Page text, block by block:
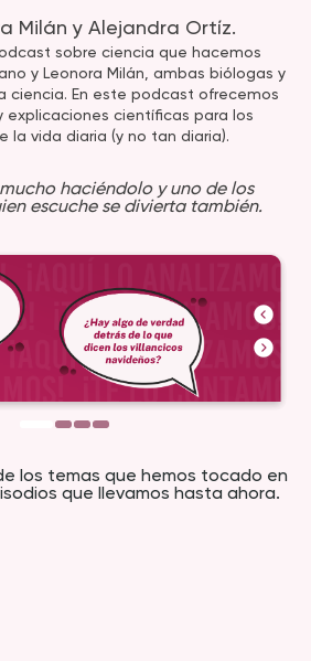
Milán y Alejandra Ortíz.
sobre ciencia que hacemos
y Leonora Milán, ambas biólogas y
ciencia. En este podcast ofrecemos
explicaciones científicas para los
la vida diaria (y no tan diaria).
haciéndolo y uno de los
escuche se divierta también.
los temas que hemos tocado en
que llevamos hasta ahora.